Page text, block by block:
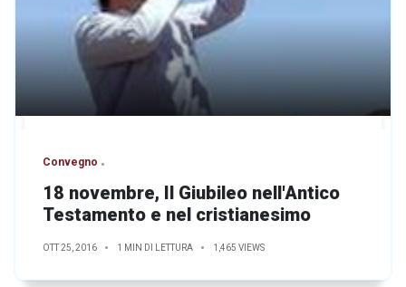
Convegno
18 novembre, Il Giubileo nell'Antico
Testamento e nel cristianesimo
OTT 25, 2016 1 MIN DI LETTURA 1,465 VIEWS